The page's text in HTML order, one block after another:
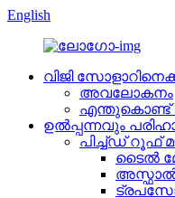
English
വിജി
അവലോകനം
എന്തുകൊണ്ട്
ഉൽപ്പന്നവും
പിച്ച്ഡ് റൂഫ്
ടൈൽ